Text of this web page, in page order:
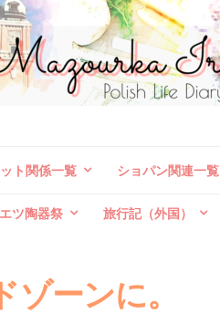
ト関係一覧 ショパン関連一覧
ツ陶器祭 旅行記（外国）
ーンに。